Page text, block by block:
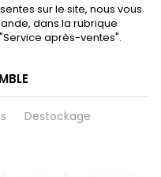
sur le site, nous vous
dans la rubrique
après-ventes".
Destockage